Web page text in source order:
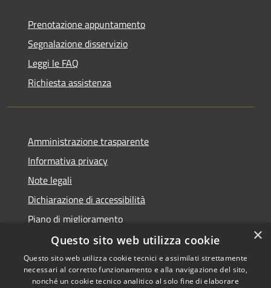
Prenotazione appuntamento
Segnalazione disservizio
Leggi le FAQ
Richiesta assistenza
Amministrazione trasparente
Informativa privacy
Note legali
Dichiarazione di accessibilità
Piano di miglioramento
Copyright © 2026 • Comune di
×
Questo sito web utilizza cookie
Questo sito web utilizza cookie tecnici e assimilati strettamente
necessari al corretto funzionamento e alla navigazione del sito,
nonché un cookie tecnico analitico al solo fine di elaborare